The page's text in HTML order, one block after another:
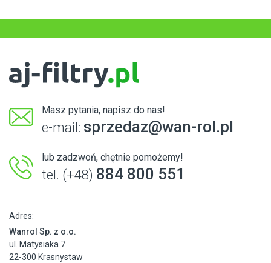
Masz pytania, napisz do nas!
e-mail: sprzedaz@wan-rol.pl
lub zadzwoń, chętnie pomożemy!
tel. (+48) 884 800 551
Adres:
Wanrol Sp. z o.o.
ul. Matysiaka 7
22-300 Krasnystaw